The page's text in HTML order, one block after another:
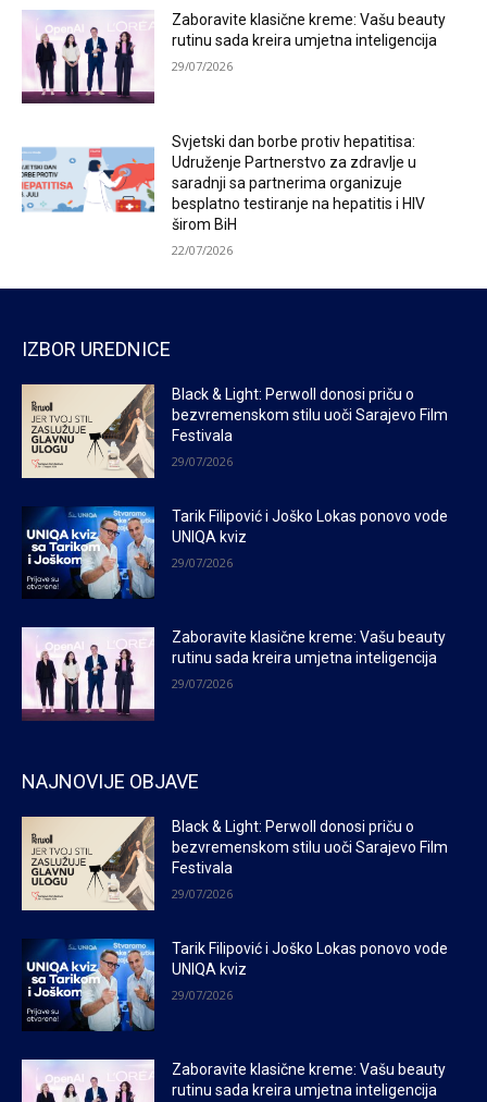
Zaboravite klasične kreme: Vašu beauty
rutinu sada kreira umjetna inteligencija
29/07/2026
Svjetski dan borbe protiv hepatitisa:
Udruženje Partnerstvo za zdravlje u
saradnji sa partnerima organizuje
besplatno testiranje na hepatitis i HIV
širom BiH
22/07/2026
IZBOR UREDNICE
Black & Light: Perwoll donosi priču o
bezvremenskom stilu uoči Sarajevo Film
Festivala
29/07/2026
Tarik Filipović i Joško Lokas ponovo vode
UNIQA kviz
29/07/2026
Zaboravite klasične kreme: Vašu beauty
rutinu sada kreira umjetna inteligencija
29/07/2026
NAJNOVIJE OBJAVE
Black & Light: Perwoll donosi priču o
bezvremenskom stilu uoči Sarajevo Film
Festivala
29/07/2026
Tarik Filipović i Joško Lokas ponovo vode
UNIQA kviz
29/07/2026
Zaboravite klasične kreme: Vašu beauty
rutinu sada kreira umjetna inteligencija